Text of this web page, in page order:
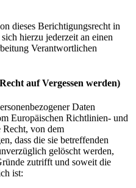
dieses Berichtigungsrecht in
hierzu jederzeit an einen
Verantwortlichen
auf Vergessen werden)
Daten
Europäischen Richtlinien- und
Recht, von dem
dass die sie betreffenden
gelöscht werden,
zutrifft und soweit die
ist: